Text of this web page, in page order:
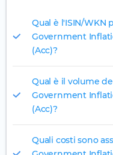
Qual è l'ISIN/WKN
Government
(Acc)?
Qual è il volume
Government
(Acc)?
Quali costi sono